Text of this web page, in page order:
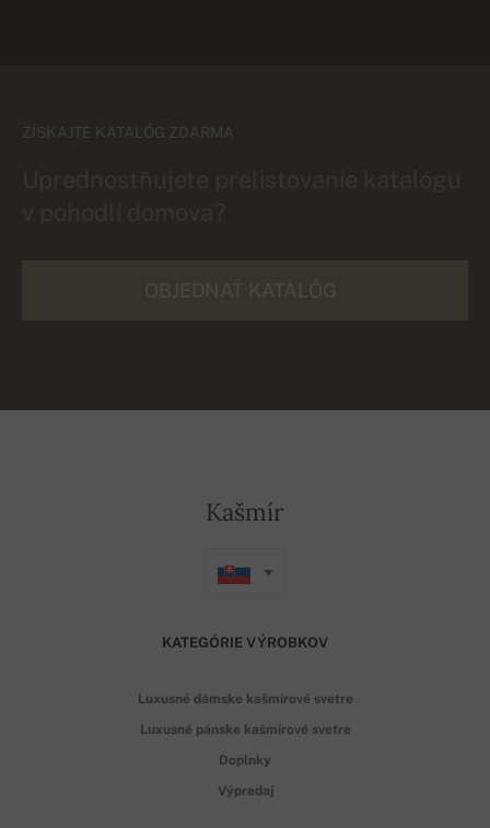
ZÍSKAJTE KATALÓG ZDARMA
Kašmír
KATEGÓRIE VÝROBKOV
Luxusné dámske kašmírové svetre
Luxusné pánske kašmírové svetre
Doplnky
Výpredaj